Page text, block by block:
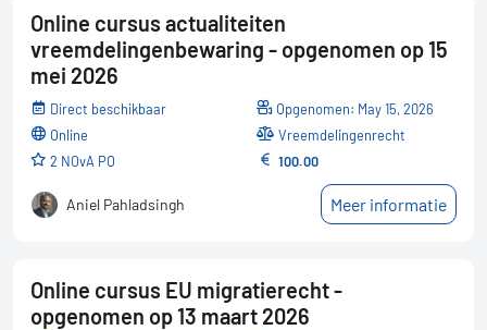
Online cursus actualiteiten
vreemdelingenbewaring - opgenomen op 15
mei 2026
Direct beschikbaar
online
2 NOvA PO
Opgenomen: May 15, 2026
Vreemdelingenrecht
100.00
Aniel Pahladsingh Meer informatie
Online cursus EU migratierecht -
opgenomen op 13 maart 2026